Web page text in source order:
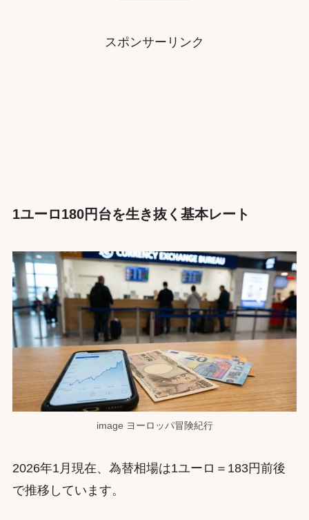
スポンサーリンク
1ユーロ180円台を生き抜く基本レート
image ヨーロッパ冒険紀行
2026年1月現在、為替相場は1ユーロ＝183円前後
で推移しています。